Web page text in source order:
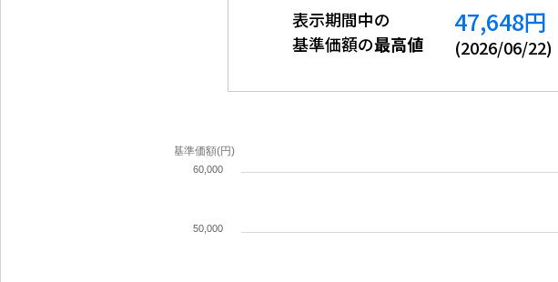
表示期間中の
基準価額の最高値
47,648円
(2026/06/22)
基準価額(円)
50,000
60,000